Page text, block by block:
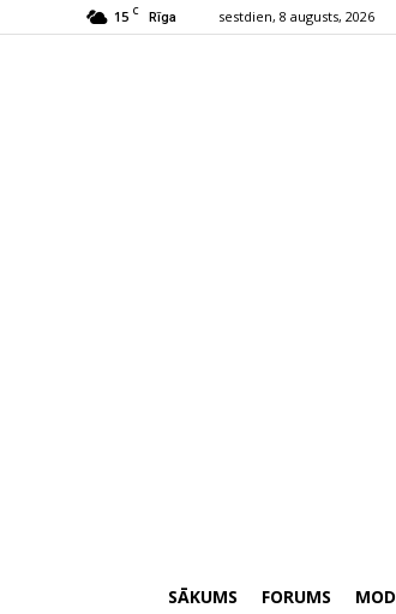
15 C Rīga sestdien, 8 augusts, 2026
SĀKUMS FORUMS